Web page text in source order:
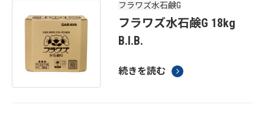
フラワズ水石鹸G
フラワズ水石鹸G 18kg
B.I.B.
続きを読む